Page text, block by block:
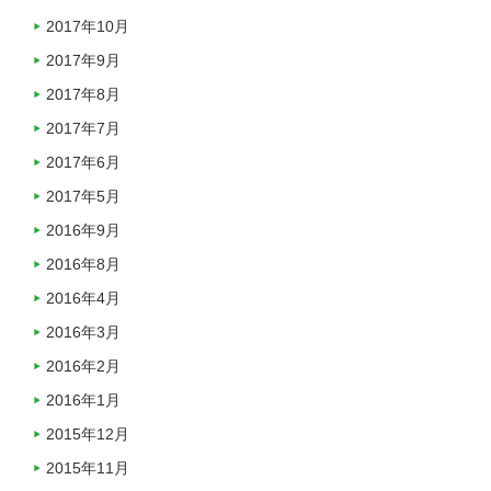
2017年10月
2017年9月
2017年8月
2017年7月
2017年6月
2017年5月
2016年9月
2016年8月
2016年4月
2016年3月
2016年2月
2016年1月
2015年12月
2015年11月